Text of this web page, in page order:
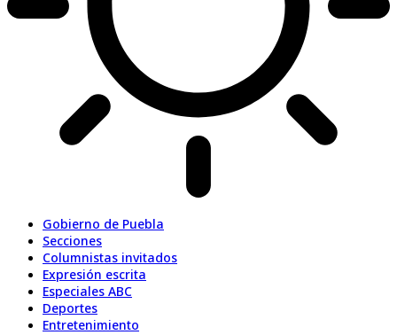
Gobierno de Puebla
Secciones
Columnistas invitados
Expresión escrita
Especiales ABC
Deportes
Entretenimiento